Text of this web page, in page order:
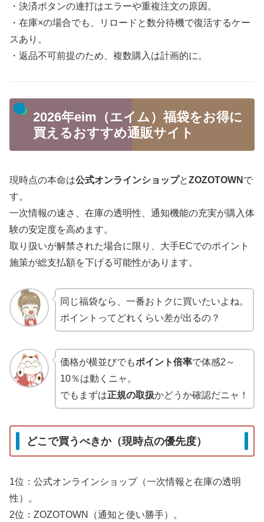
・決済ボタンの連打はエラーや重複注文の原因。
・在庫×の場合でも、リロードと数分待機で復活するケー
スあり。
・返品不可前提のため、複数購入は計画的に。
2026年eim（エイム）福袋をお得に
買えるおすすめ通販サイト
現時点の本命は公式オンラインショップとZOZOTOWN で
す。
一次情報の速さ、在庫の透明性、通知機能の充実が購入体
験の安定度を高めます。
取り扱いが解禁された場合に限り、大手ECでのポイント
施策が総支払額を下げる可能性があります。
同じ福袋なら、一番おトクに買いたいよね。
ポイントってどれくらい差が出るの？
価格が横並びでもポイント倍率で体感2～
10％は動くニャ。
でもまずは正規の取扱かどうか確認だニャ！
どこで買うべきか（現時点の優先度）
1位：公式オンラインショップ（一次情報と在庫の透明
性）。
2位：ZOZOTOWN（通知と使い勝手）。